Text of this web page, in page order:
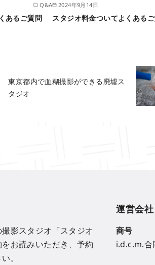
Q&A
あるご質問
2024年9月14日
スタジオ料金ついてよくある
東京都内で血糊撮影ができる廃墟ス
タジオ
影スタジオ「スタジオ
お読みいただき、予約
。
運営会社
商号
i.d.c.m.合